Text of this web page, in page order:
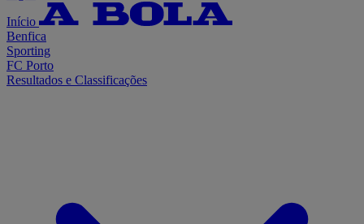
Início
Benfica
Sporting
FC Porto
Resultados e Classificações